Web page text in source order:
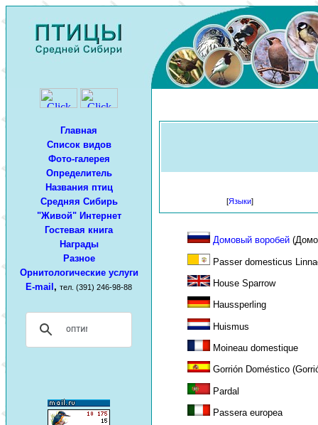
Главная
Список видов
Фото-галерея
Определитель
Названия птиц
Средняя Сибирь
"Живой" Интернет
Гостевая книга
Награды
Разное
Орнитологические услуги
E-mail , тел. (391) 246-98-88
[Языки]
Домовый воробей
Passer domesticus
House Sparrow
Haussperling
Huismus
Moineau domestique
Gorrión Doméstico
Pardal
Passera europea